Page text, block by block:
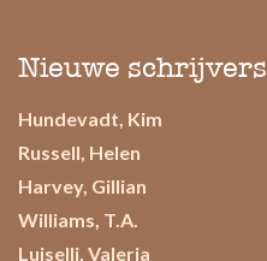
Nieuwe schrijvers
Hundevadt, Kim
Russell, Helen
Harvey, Gillian
Williams, T.A.
Luiselli, Valeria